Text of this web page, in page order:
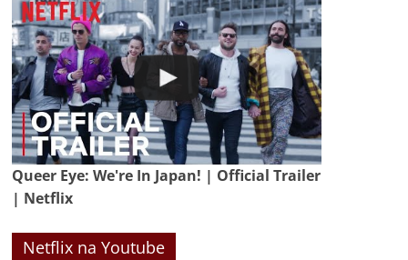
Queer Eye: We're In Japan! | Official Trailer
| Netflix
Netflix na Youtube